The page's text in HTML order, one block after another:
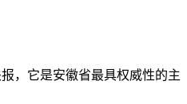
，它是安徽省最具权威性的主